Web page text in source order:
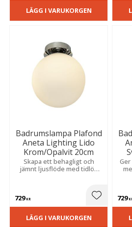
LÄGG I VARUKORGEN
Badrumslampa Plafond
Aneta Lighting Lido
Krom/Opalvit 20cm
Skapa ett behagligt och
jämnt ljusflöde med tidlös
kombinerar funktion med
modern elegans i våtrum.
729KR Lägg till i
LÄGG I VARUKORGEN
729